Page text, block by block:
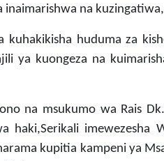
na
kuhakikisha huduma za
ya kuongeza na
na msukumo wa Rais
haki,Serikali imewezesha
kupitia kampeni ya